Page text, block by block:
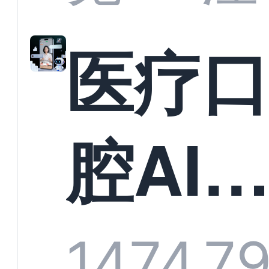
准？
教育机
构实现
规模化
医疗口
腔AI